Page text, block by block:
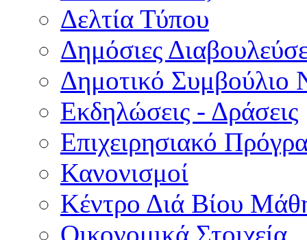
Δελτία Τύπου
Δημόσιες
Δημοτικό Συμβούλιο
Εκδηλώσεις - Δράσεις
Επιχειρησιακό
Κανονισμοί
Κέντρο Διά Βίου
Οικονομικά Στοιχεία